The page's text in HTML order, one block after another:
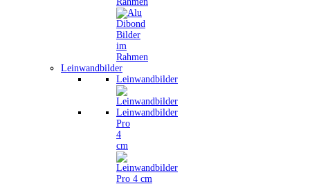
Leinwandbilder
Leinwandbilder
Leinwandbilder
Pro
4
cm